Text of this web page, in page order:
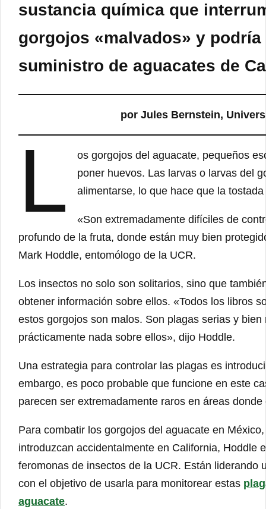
sustancia química que
gorgojos «malvados» y
suministro de aguacates de
por Jules Bernstein,
L
os gorgojos del aguacate, pequeños
poner huevos. Las larvas o larvas del
alimentarse, lo que hace que la
«Son extremadamente difíciles de
profundo de la fruta, donde están muy bien
Mark Hoddle, entomólogo de la UCR.
Los insectos no solo son solitarios, sino que
obtener información sobre ellos. «Todos los libros
estos gorgojos son malos. Son plagas serias y
prácticamente nada sobre ellos», dijo Hoddle.
Una estrategia para controlar las plagas es
embargo, es poco probable que funcione en este
parecen ser extremadamente raros en áreas
Para combatir los gorgojos del aguacate en
introduzcan accidentalmente en California, Hoddle
feromonas de insectos de la UCR. Están
con el objetivo de usarla para monitorear estas
aguacate.